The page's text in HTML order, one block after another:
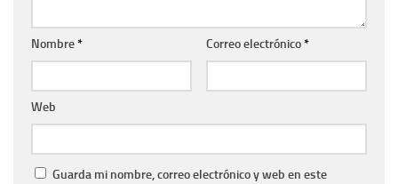
Nombre* Correo electrónico*
Web
Guarda mi nombre, correo electrónico y web en este